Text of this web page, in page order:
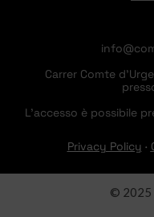
Carrer Comte
L’accesso è possibile
Privacy Policy ·
© 2025